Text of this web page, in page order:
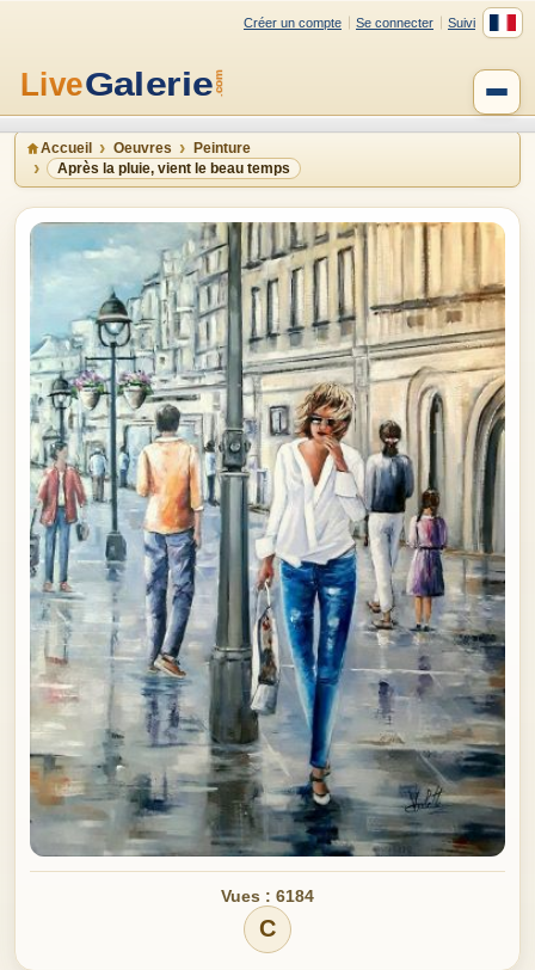
Créer un compte Se connecter Suivi
Accueil Oeuvres
Peinture
Après la pluie, vient le beau temps
Vues : 6184
C